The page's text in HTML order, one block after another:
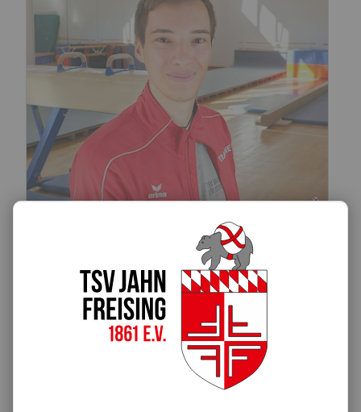
Übungsleiter/in
E-Mail schreiben
Bankkaufmann, Aktiver Turner